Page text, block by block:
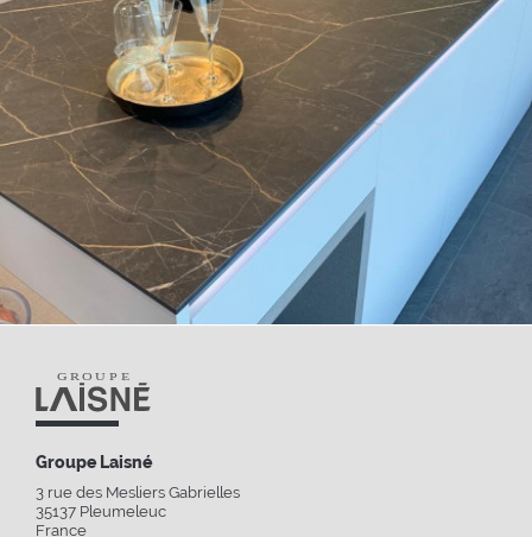
Groupe Laisné
3 rue des Mesliers Gabrielles
35137 Pleumeleuc
France